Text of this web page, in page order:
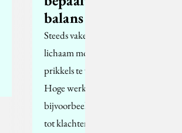
balans
Steeds vaker heeft ons
lichaam moeite om
prikkels te verwerken.
Hoge werkdruk
bijvoorbeeld kan leiden
tot klachten zoals